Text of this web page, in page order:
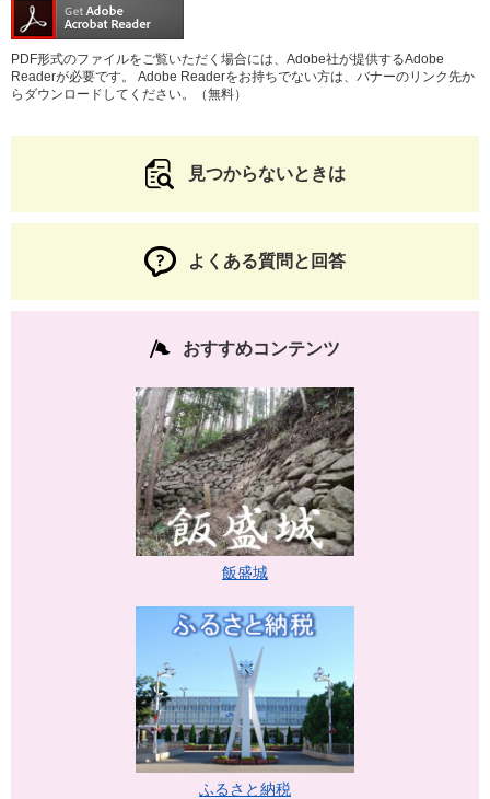
PDF形式のファイルをご覧いただく場合には、Adobe社が提供するAdobe
Readerが必要です。
Adobe Readerをお持ちでない方は、バナーのリンク先か
らダウンロードしてください。（無料）
見つからないときは
よくある質問と回答
おすすめコンテンツ
飯盛城
ふるさと納税